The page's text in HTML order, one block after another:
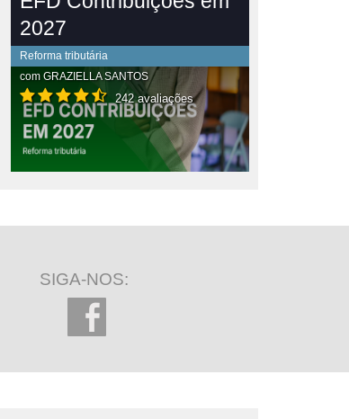
2027
Reforma tributária
comGRAZIELLA SANTOS
242 avaliações
SIGA-NOS: